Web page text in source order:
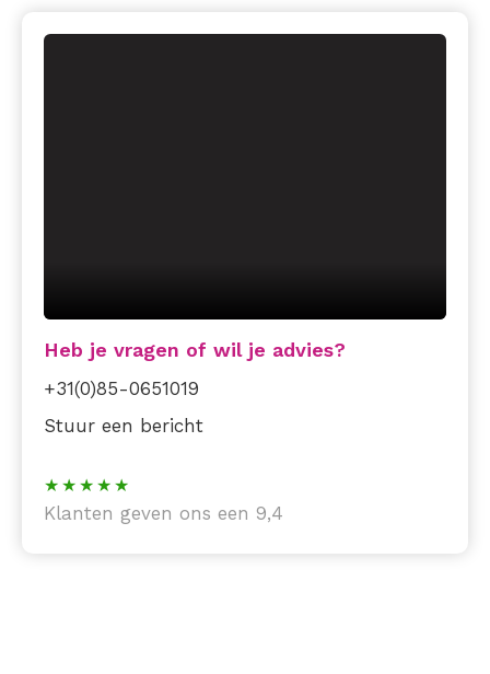
Heb je vragen of wil je advies?
+31(0)85-0651019
Stuur een bericht
Klanten geven ons een 9,4